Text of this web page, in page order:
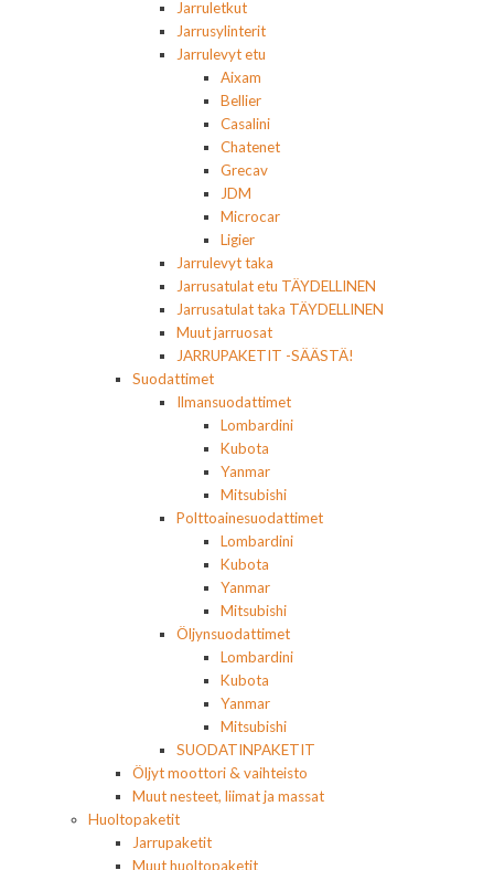
Jarruletkut
Jarrusylinterit
Jarrulevyt etu
Aixam
Bellier
Casalini
Chatenet
Grecav
JDM
Microcar
Ligier
Jarrulevyt taka
Jarrusatulat etu TÄYDELLINEN
Jarrusatulat taka TÄYDELLINEN
Muut jarruosat
JARRUPAKETIT -SÄÄSTÄ!
Suodattimet
Ilmansuodattimet
Lombardini
Kubota
Yanmar
Mitsubishi
Polttoainesuodattimet
Lombardini
Kubota
Yanmar
Mitsubishi
Öljynsuodattimet
Lombardini
Kubota
Yanmar
Mitsubishi
SUODATINPAKETIT
Öljyt moottori & vaihteisto
Muut nesteet, liimat ja massat
Huoltopaketit
Jarrupaketit
Muut huoltopaketit